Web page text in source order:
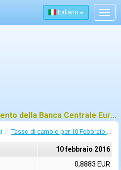
Italiano
Tassi di cambio di riferimento della Banca Centrale Europea (BCE) per 10 febbraio 2016
Tasso di cambio per 10 Febbraio 2016
10 febbraio 2016
0,8883 EUR